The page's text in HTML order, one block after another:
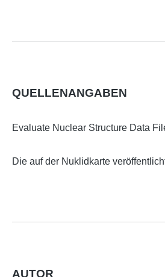
QUELLENANGABEN
Evaluate Nuclear Structure Data
Die auf der Nuklidkarte
AUTOR